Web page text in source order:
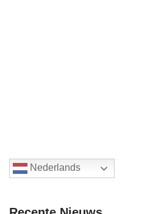
Nederlands